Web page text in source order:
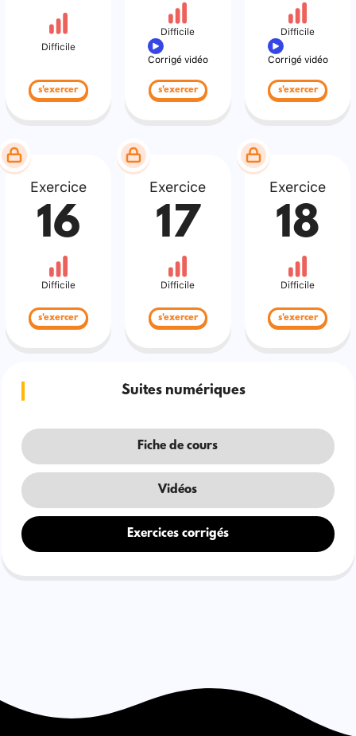
Difficile
s'exercer
Difficile
Corrigé vidéo
s'exercer
Difficile
Corrigé vidéo
s'exercer
Exercice
16
Difficile
s'exercer
Exercice
17
Difficile
s'exercer
Exercice
18
Difficile
s'exercer
Suites numériques
Fiche de cours
Vidéos
Exercices corrigés